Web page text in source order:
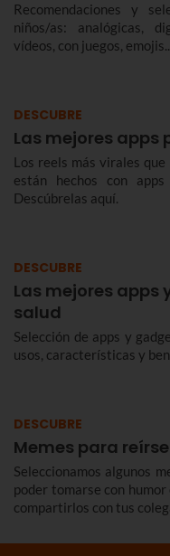
Recomendaciones y
niños/as: analógicas,
vídeos, con juegos,
DESCUBRE
Las mejores apps
Los reels más virales
están hechos con
Descúbrelas aquí.
DESCUBRE
Las mejores
salud
Selección de apps y
usos, características y
DESCUBRE
Memes para
Seleccionamos algunos
poder tomarse con
compartirlos con tus